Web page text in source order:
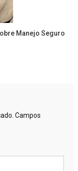
Manejo Seguro
Campos